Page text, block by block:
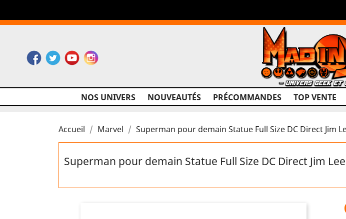
Facebook
TwitterYouTubeInstagram
NOS UNIVERS NOUVEAUTÉS PRÉCOMMANDES TOP VENTE
Accueil Marvel Superman pour demain Statue Full Size DC Direct Jim
Superman pour demain Statue Full Size DC Direct Jim Lee